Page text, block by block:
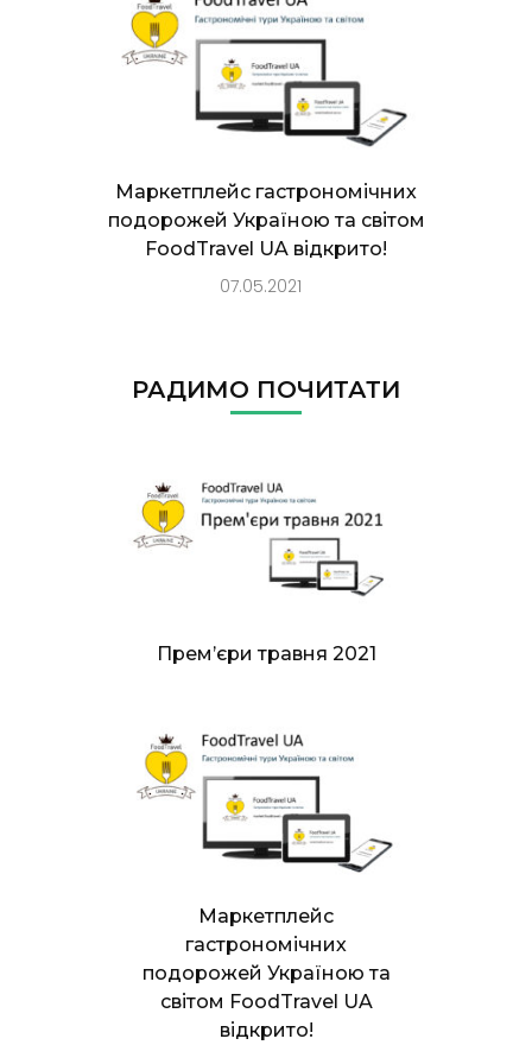
Маркетплейс гастрономічних
подорожей Україною та світом
FoodTravel UA відкрито!
07.05.2021
РАДИМО ПОЧИТАТИ
Прем’єри травня 2021
Маркетплейс
гастрономічних
подорожей Україною та
світом FoodTravel UA
відкрито!